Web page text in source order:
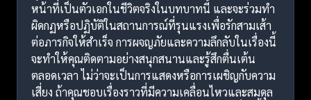
หน้าที่เป็นตัวเอกในชีวิตจริงในบทบาทนี้ และจะร่วมทำ
ผิดกฏหรือปฏิบัติในสถานการณ์ที่รุนแรงเพื่อรักสามเส้า
ต่อภารกิจให้สำเร็จ การผจญภัยและความลึกลับในเรื่องนี้
จะทำให้คุณติดตามอย่างสนุกสนานและรู้สึกตื่นเต้น
ตลอดเวลา ไม่ว่าจะเป็นการแสดงหรือการเผชิญกับความ
เสี่ยง ถ้าคุณชอบเรื่องราวที่มีความเคลื่อนไหวและสมดุล